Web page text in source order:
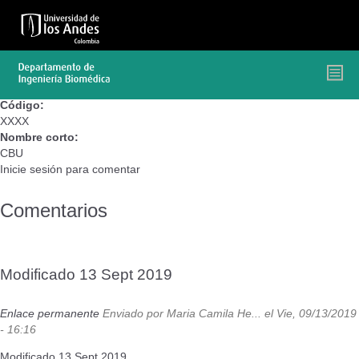
contenido
Código:
XXXX
Nombre corto:
CBU
Inicie sesión para comentar
Comentarios
Modificado 13 Sept 2019
Enlace permanente Enviado por Maria Camila He...
el Vie, 09/13/2019
- 16:16